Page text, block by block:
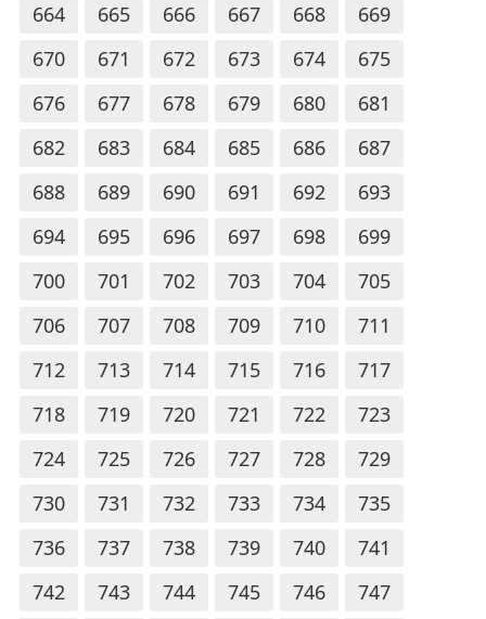
664
665 666 667 668
669
670
671 672 673 674
675
676
677 678 679 680
681
682
683 684 685 686
687
688
689 690 691 692
693
694
695 696 697 698
699
700
701 702 703 704
705
706
707 708 709 710
711
712
713 714 715 716
717
718
719 720 721 722
723
724
725 726 727 728
729
730
731 732 733 734
735
736
737 738 739 740
741
742
743 744 745 746
747